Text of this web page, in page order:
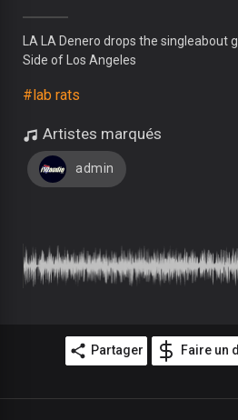
LA LA Denero drops the singleabout
Side of Los Angeles
#lab rats
Artistes marqués
admin
Partager Faire un